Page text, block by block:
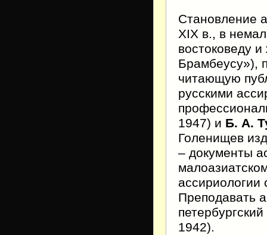
Становление
XIX в., в
востоковеду
Брамбеусу»),
читающую
русскими
1947) и Б. А.
Голенищев
– документы
ассириологии
Преподавать
1942).